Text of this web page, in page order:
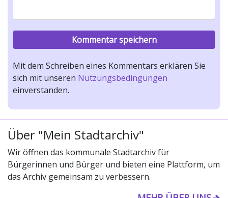
Mit dem Schreiben eines Kommentars erklären Sie
sich mit unseren Nutzungsbedingungen
einverstanden.
Über "Mein Stadtarchiv"
Wir öffnen das kommunale Stadtarchiv für
Bürgerinnen und Bürger und bieten eine Plattform, um
das Archiv gemeinsam zu verbessern.